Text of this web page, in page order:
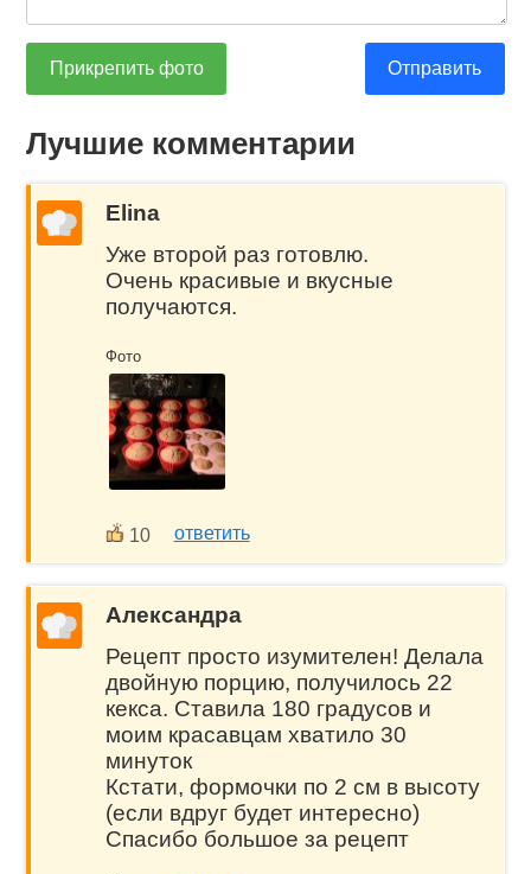
Прикрепить фото Отправить
Лучшие комментарии
Elina
Уже второй раз готовлю.
Очень красивые и вкусные
получаются.
Фото
10 ответить
Александра
Рецепт просто изумителен! Делала
двойную порцию, получилось 22
кекса. Ставила 180 градусов и
моим красавцам хватило 30
минуток
Кстати, формочки по 2 см в высоту
(если вдруг будет интересно)
Спасибо большое за рецепт